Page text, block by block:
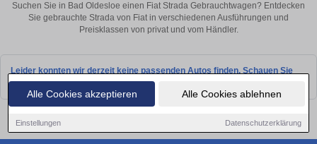
Alle Cookies akzeptieren Alle Cookies ablehnen
Einstellungen Datenschutzerklärung
Suchen Sie in Bad Oldesloe einen Fiat Strada Gebrauchtwagen? Entdecken
Sie gebrauchte Strada von Fiat in verschiedenen Ausführungen und
Preisklassen von privat und vom Händler.
Leider konnten wir derzeit keine passenden Autos finden. Schauen Sie
bald wieder vorbei!